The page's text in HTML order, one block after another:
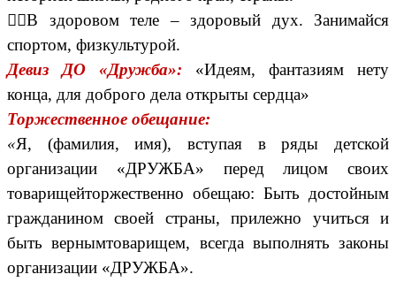
В здоровом теле – здоровый дух. Занимайся
спортом, физкультурой.
Девиз ДО «Дружба»: «Идеям, фантазиям нету
конца, для доброго дела открыты сердца»
Торжественное обещание:
«Я, (фамилия, имя), вступая в ряды детской
организации «ДРУЖБА» перед лицом своих
товарищейторжественно обещаю: Быть достойным
гражданином своей страны, прилежно учиться и
быть вернымтоварищем, всегда выполнять законы
организации «ДРУЖБА».